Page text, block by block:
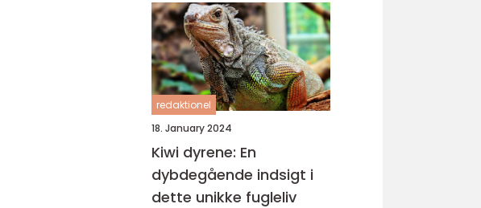
mustelslægten
redaktionel
18. January 2024
Kiwi dyrene: En
dybdegående indsigt i
dette unikke fugleliv